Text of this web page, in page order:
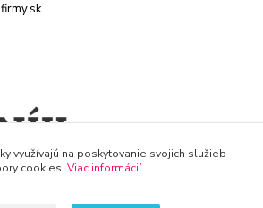
využívajú na poskytovanie svojich služieb
cookies. Viac informácií.